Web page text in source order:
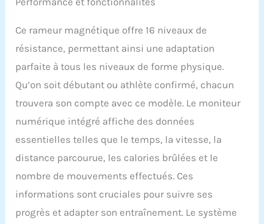
Ce rameur magnétique offre 16 niveaux de
résistance, permettant ainsi une adaptation
parfaite à tous les niveaux de forme physique.
Qu’on soit débutant ou athlète confirmé, chacun
trouvera son compte avec ce modèle. Le moniteur
numérique intégré affiche des données
essentielles telles que le temps, la vitesse, la
distance parcourue, les calories brûlées et le
nombre de mouvements effectués. Ces
informations sont cruciales pour suivre ses
progrès et adapter son entraînement. Le système